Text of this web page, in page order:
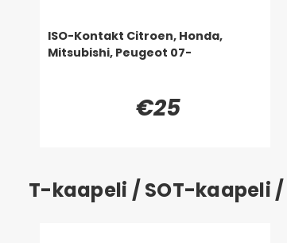
ISO-Kontakt Citroen, Honda,
Mitsubishi, Peugeot 07-
€25
T-kaapeli / SOT-kaapeli